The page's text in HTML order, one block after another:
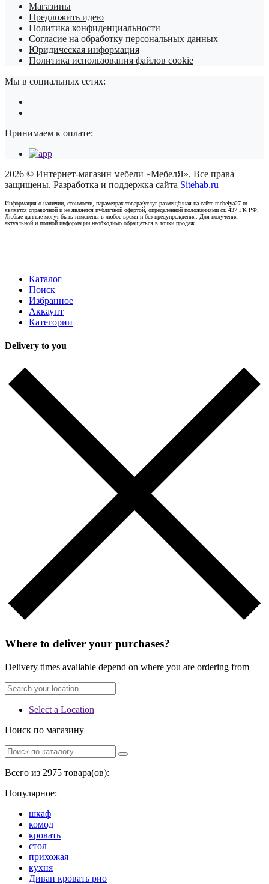
Магазины
Предложить идею
Политика конфиденциальности
Согласие на обработку персональных данных
Юридическая информация
Политика использования файлов cookie
Мы в социальных сетях:
Принимаем к оплате:
2026 © Интернет-магазин мебели «МебелЯ». Все права
защищены. Разработка и поддержка сайта Sitehab.ru
Информация о наличии, стоимости, параметрах товара/услуг размещённая на сайте mebelya27.ru
является справочной и не является публичной офертой, определённой положениями ст. 437 ГК РФ.
Любые данные могут быть изменены в любое время и без предупреждения. Для получения
актуальной и полной информации необходимо обращаться в точки продаж.
Каталог
Поиск
Избранное
Аккаунт
Категории
Delivery to you
Where to deliver your purchases?
Delivery times available depend on where you are ordering from
Select a Location
Поиск по магазину
Всего из 2975 товара(ов):
Популярное:
шкаф
комод
кровать
стол
прихожая
кухня
Диван кровать рио